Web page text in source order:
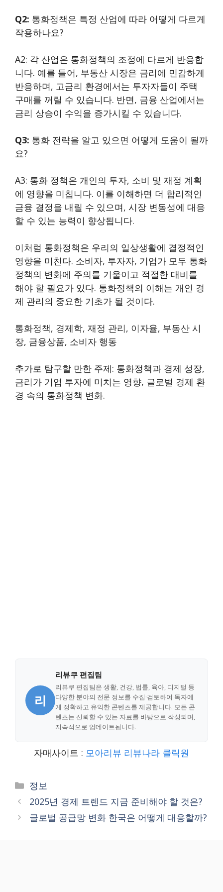
Q2: 통화정책은 특정 산업에 따라 어떻게 다르게
작용하나요?
A2: 각 산업은 통화정책의 조정에 다르게 반응합
니다. 예를 들어, 부동산 시장은 금리에 민감하게
반응하며, 고금리 환경에서는 투자자들이 주택
구매를 꺼릴 수 있습니다. 반면, 금융 산업에서는
금리 상승이 수익을 증가시킬 수 있습니다.
Q3: 통화 전략을 알고 있으면 어떻게 도움이 될까
요?
A3: 통화 정책은 개인의 투자, 소비 및 재정 계획
에 영향을 미칩니다. 이를 이해하면 더 합리적인
금융 결정을 내릴 수 있으며, 시장 변동성에 대응
할 수 있는 능력이 향상됩니다.
이처럼 통화정책은 우리의 일상생활에 결정적인
영향을 미친다. 소비자, 투자자, 기업가 모두 통화
정책의 변화에 주의를 기울이고 적절한 대비를
해야 할 필요가 있다. 통화정책의 이해는 개인 경
제 관리의 중요한 기초가 될 것이다.
통화정책, 경제학, 재정 관리, 이자율, 부동산 시
장, 금융상품, 소비자 행동
추가로 탐구할 만한 주제: 통화정책과 경제 성장,
금리가 기업 투자에 미치는 영향, 글로벌 경제 환
경 속의 통화정책 변화.
리
리뷰쿠 편집팀
리뷰쿠 편집팀은 생활, 건강, 법률, 육아, 디지털 등
다양한 분야의 전문 정보를 수집·검토하여 독자에
게 정확하고 유익한 콘텐츠를 제공합니다. 모든 콘
텐츠는 신뢰할 수 있는 자료를 바탕으로 작성되며,
지속적으로 업데이트됩니다.
자매사이트 : 모아리뷰 리뷰나라 클릭원
Categories
정보
2025년 경제 트렌드 지금 준비해야 할 것은?
글로벌 공급망 변화 한국은 어떻게 대응할까?